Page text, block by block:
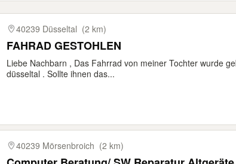
40239 Düsseltal (2 km)
FAHRAD GESTOHLEN
Liebe Nachbarn , Das Fahrrad von meiner Tochter wurde
düsseltal . Sollte ihnen das...
40239 Mörsenbroich (2 km)